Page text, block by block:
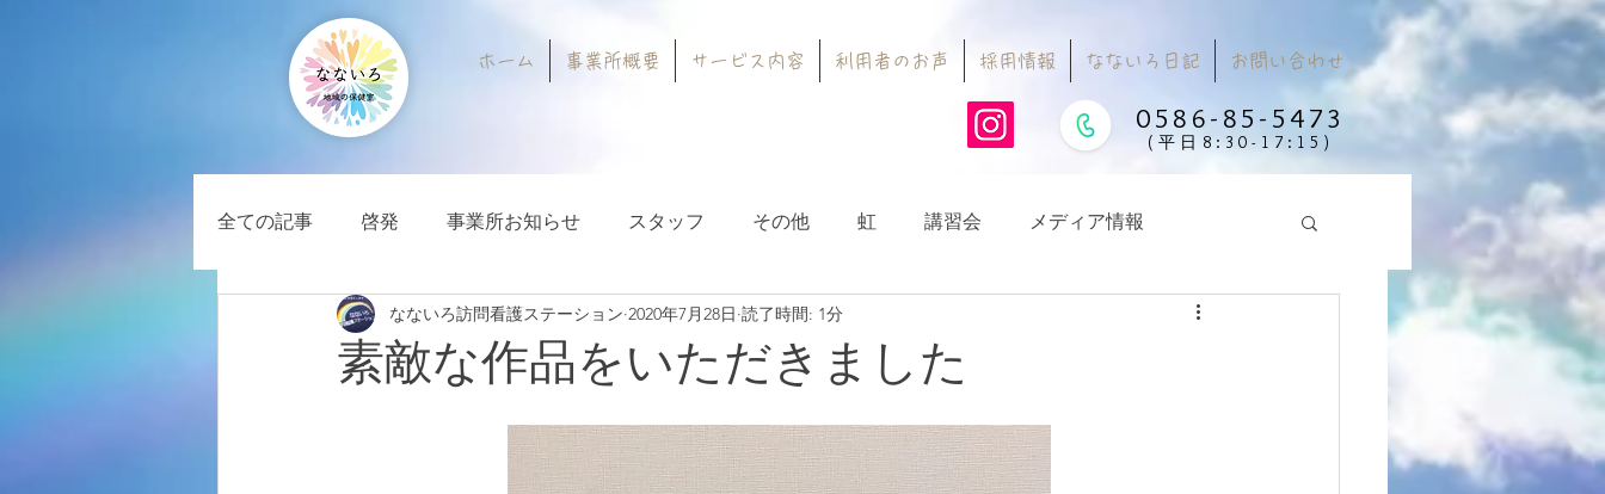
ホーム 事業所概要 サービス内容 利用者のお声 採用情報 なないろ日記 お問い合わせ
0586-85-5473
(平日8:30-17:15)
全ての記事 啓発 事業所お知らせ スタッフ その他 虹 講習会 メディア情報
素敵な作品をいただきました
なないろ訪問看護ステーション 2020年7月28日 読了時間: 1分